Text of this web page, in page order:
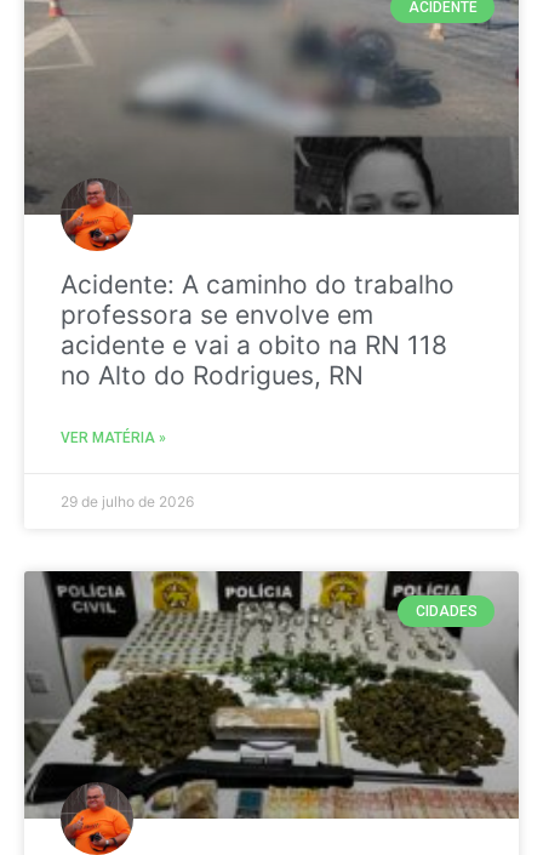
ACIDENTE
Acidente: A caminho do trabalho
professora se envolve em
acidente e vai a obito na RN 118
no Alto do Rodrigues, RN
VER MATÉRIA »
29 de julho de 2026
CIDADES